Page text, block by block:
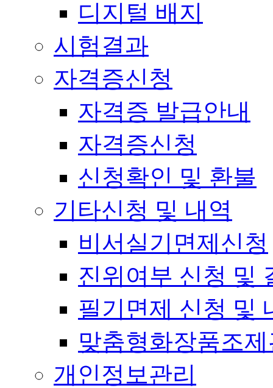
디지털 배지
시험결과
자격증신청
자격증 발급안내
자격증신청
신청확인 및 환불
기타신청 및 내역
비서실기면제신청
진위여부 신청 및
필기면제 신청 및
맞춤형화장품조
개인정보관리